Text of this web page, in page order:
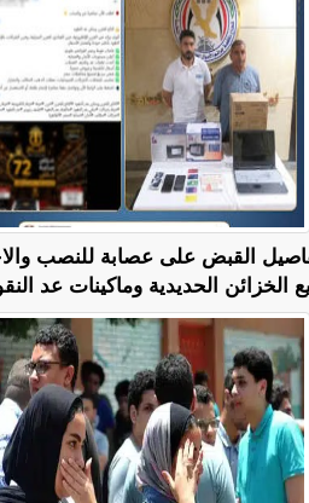
القبض على عصابة للنصب
الخزائن الحديدية وماكينات عد